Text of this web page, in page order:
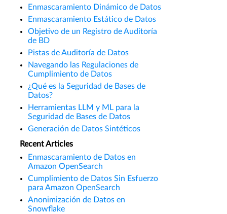
Enmascaramiento Dinámico de Datos
Enmascaramiento Estático de Datos
Objetivo de un Registro de Auditoría
de BD
Pistas de Auditoría de Datos
Navegando las Regulaciones de
Cumplimiento de Datos
¿Qué es la Seguridad de Bases de
Datos?
Herramientas LLM y ML para la
Seguridad de Bases de Datos
Generación de Datos Sintéticos
Recent Articles
Enmascaramiento de Datos en
Amazon OpenSearch
Cumplimiento de Datos Sin Esfuerzo
para Amazon OpenSearch
Anonimización de Datos en
Snowflake